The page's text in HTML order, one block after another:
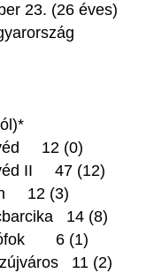
23. (26 éves)
12 (0)
II
47 (12)
12 (3)
14 (8)
6 (1)
11 (2)